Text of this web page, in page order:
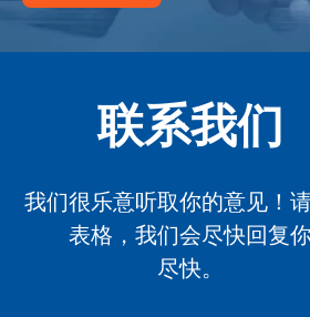
联系我们
我们很乐意听取你的意见！
表格，我们会尽快回复
尽快。